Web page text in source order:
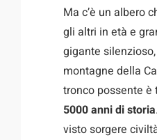
Ma c’è un albero
gli altri in età e
gigante
montagne della
tronco possente
5000 anni di storia
visto sorgere